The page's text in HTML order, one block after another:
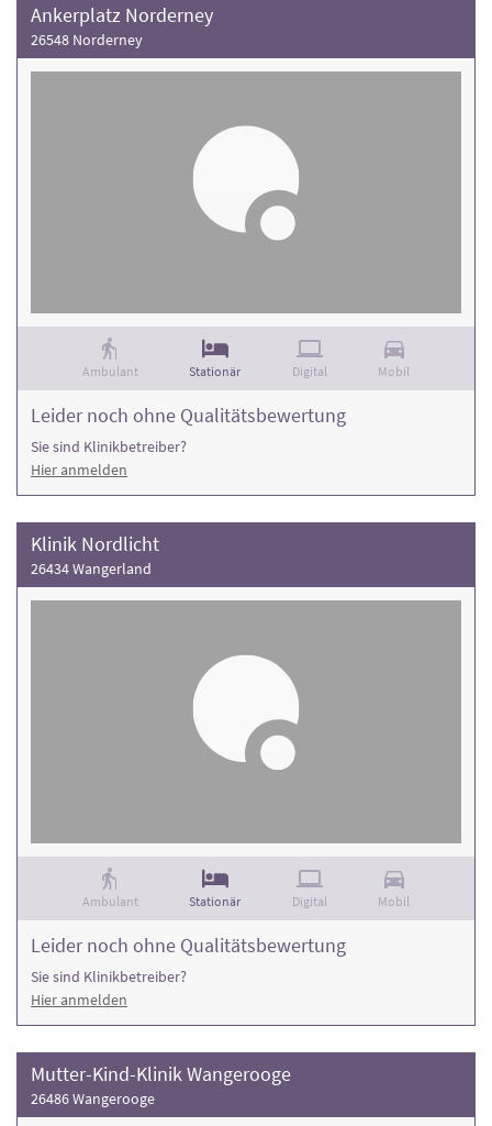
Ankerplatz Norderney
26548 Norderney
Ambulant Stationär Digital Mobil
Leider noch ohne Qualitätsbewertung
Sie sind Klinikbetreiber?
Hier anmelden
Klinik Nordlicht
26434 Wangerland
Ambulant Stationär Digital Mobil
Leider noch ohne Qualitätsbewertung
Sie sind Klinikbetreiber?
Hier anmelden
Mutter-Kind-Klinik Wangerooge
26486 Wangerooge